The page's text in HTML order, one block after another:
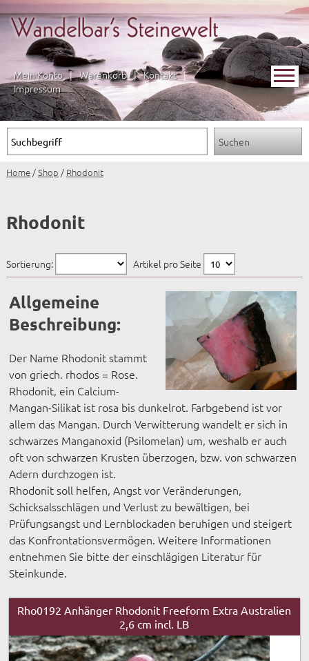
Mein Konto | Warenkorb | Kontakt |
Impressum
Home/Shop / Rhodonit
Rhodonit
Sortierung: Artikel pro Seite
Allgemeine
Beschreibung:
Der Name Rhodonit stammt
von griech. rhodos = Rose.
Rhodonit, ein Calcium-
Mangan-Silikat ist rosa bis dunkelrot. Farbgebend ist vor
allem das Mangan. Durch Verwitterung wandelt er sich in
schwarzes Manganoxid (Psilomelan) um, weshalb er auch
oft von schwarzen Krusten überzogen, bzw. von schwarzen
Adern durchzogen ist.
Rhodonit soll helfen, Angst vor Veränderungen,
Schicksalsschlägen und Verlust zu bewältigen, bei
Prüfungsangst und Lernblockaden beruhigen und steigert
das Konfrontationsvermögen. Weitere Informationen
entnehmen Sie bitte der einschlägigen Literatur für
Steinkunde.
Rho0192 Anhänger Rhodonit Freeform Extra Australien
2,6 cm incl. LB